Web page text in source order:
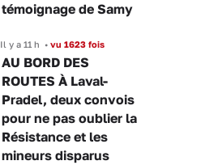
témoignage de Samy
Il y a 11 h • vu 1623 fois
AU BORD DES
ROUTES À Laval-
Pradel, deux convois
pour ne pas oublier la
Résistance et les
mineurs disparus